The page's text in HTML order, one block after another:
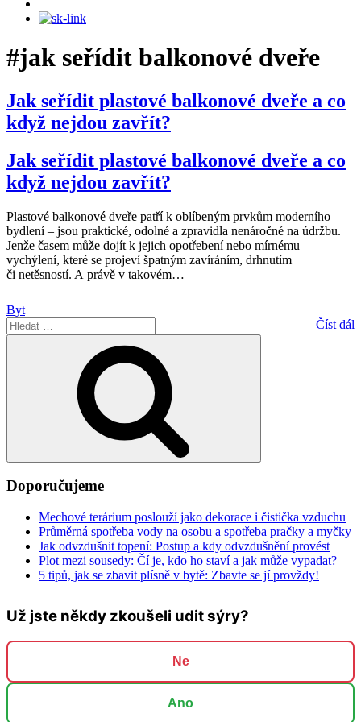
#jak seřídit balkonové dveře
Jak seřídit plastové balkonové dveře a co
když nejdou zavřít?
Jak seřídit plastové balkonové dveře a co
když nejdou zavřít?
Plastové balkonové dveře patří k oblíbeným prvkům moderního
bydlení – jsou praktické, odolné a zpravidla nenáročné na údržbu.
Jenže časem může dojít k jejich opotřebení nebo mírnému
vychýlení, které se projeví špatným zavíráním, drhnutím
či netěsností. A právě v takovém…
Byt
Číst dál
Hledat:
Doporučujeme
Mechové terárium poslouží jako dekorace i čistička vzduchu
Průměrná spotřeba vody na osobu a spotřeba pračky a myčky
Jak odvzdušnit topení: Postup a kdy odvzdušnění provést
Plot mezi sousedy: Čí je, kdo ho staví a jak může vypadat?
5 tipů, jak se zbavit plísně v bytě: Zbavte se jí provždy!
Už jste někdy zkoušeli udit sýry?
Ne
Ano